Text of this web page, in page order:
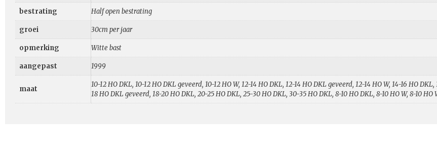
bestrating Half open bestrating
groei 30cm per jaar
opmerking Witte bast
aangepast 1999
maat
10-12 HO DKL, 10-12 HO DKL geveerd, 10-12 HO W, 12-14 HO DKL, 12-14 HO DKL geveerd, 12-14 HO W, 14-16 HO
18 HO DKL geveerd, 18-20 HO DKL, 20-25 HO DKL, 25-30 HO DKL, 30-35 HO DKL, 8-10 HO DKL, 8-10 HO W, 8-10 HO